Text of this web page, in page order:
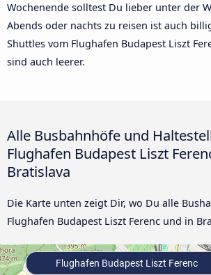
Wochenende solltest Du lieber unter der
Abends oder nachts zu reisen ist auch
Shuttles vom Flughafen Budapest Liszt
sind auch leerer.
Alle Busbahnhöfe und
Flughafen Budapest Liszt
Bratislava
Die Karte unten zeigt Dir, wo Du alle
Flughafen Budapest Liszt Ferenc und in
Flughafen Budapest Liszt Ferenc